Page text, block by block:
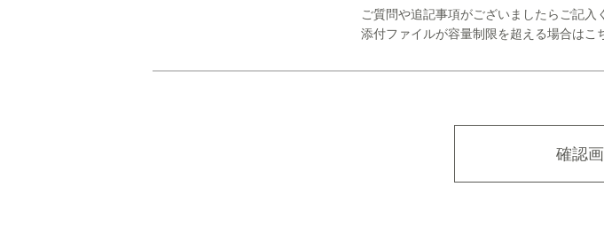
ご質問や追記事項がございましたらご記入
添付ファイルが容量制限を超える場合はこ
確認